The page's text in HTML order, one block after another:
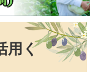
用く